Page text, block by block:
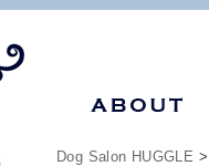
Dog Salon HUGGLE